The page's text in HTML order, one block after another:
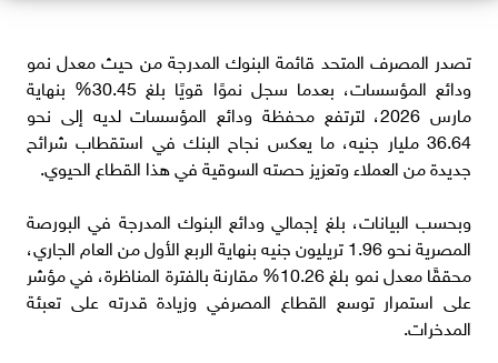
تصدر المصرف المتحد قائمة البنوك المدرجة من حيث معدل نمو
ودائع المؤسسات، بعدما سجل نموًا قويًا بلغ 30.45% بنهاية
مارس 2026، لترتفع محفظة ودائع المؤسسات لديه إلى نحو
36.64 مليار جنيه، ما يعكس نجاح البنك في استقطاب شرائح
جديدة من العملاء وتعزيز حصته السوقية في هذا القطاع الحيوي.
وبحسب البيانات، بلغ إجمالي ودائع البنوك المدرجة في البورصة
المصرية نحو 1.96 تريليون جنيه بنهاية الربع الأول من العام الجاري،
محققًا معدل نمو بلغ 10.26% مقارنة بالفترة المناظرة، في مؤشر
على استمرار توسع القطاع المصرفي وزيادة قدرته على تعبئة
المدخرات.